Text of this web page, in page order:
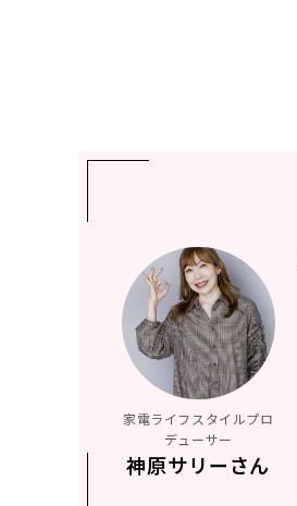
家電ライフスタイルプロ
デューサー
神原サリーさん